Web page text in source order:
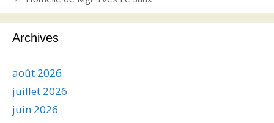
Archives
août 2026
juillet 2026
juin 2026